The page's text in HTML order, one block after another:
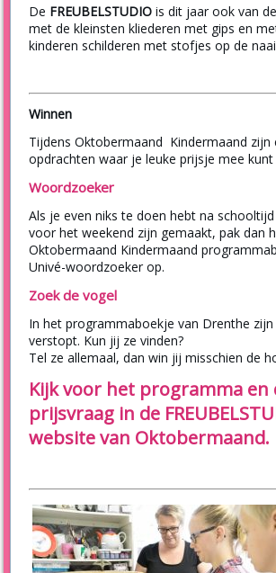
De FREUBELSTUDIO is dit jaar ook van
met de kleinsten kliederen met gips en
kinderen schilderen met stofjes op de
Winnen
Tijdens Oktobermaand Kindermaand zijn
opdrachten waar je leuke prijsje mee kunt
Woordzoeker
Als je even niks te doen hebt na
voor het weekend zijn gemaakt, pak dan
Oktobermaand Kindermaand
Univé-woordzoeker op.
Zoek de vogel
In het programmaboekje van Drenthe
verstopt. Kun jij ze vinden?
Tel ze allemaal, dan win jij misschien de
Kijk voor het programma en
prijsvraag in de
website van Oktobermaand.